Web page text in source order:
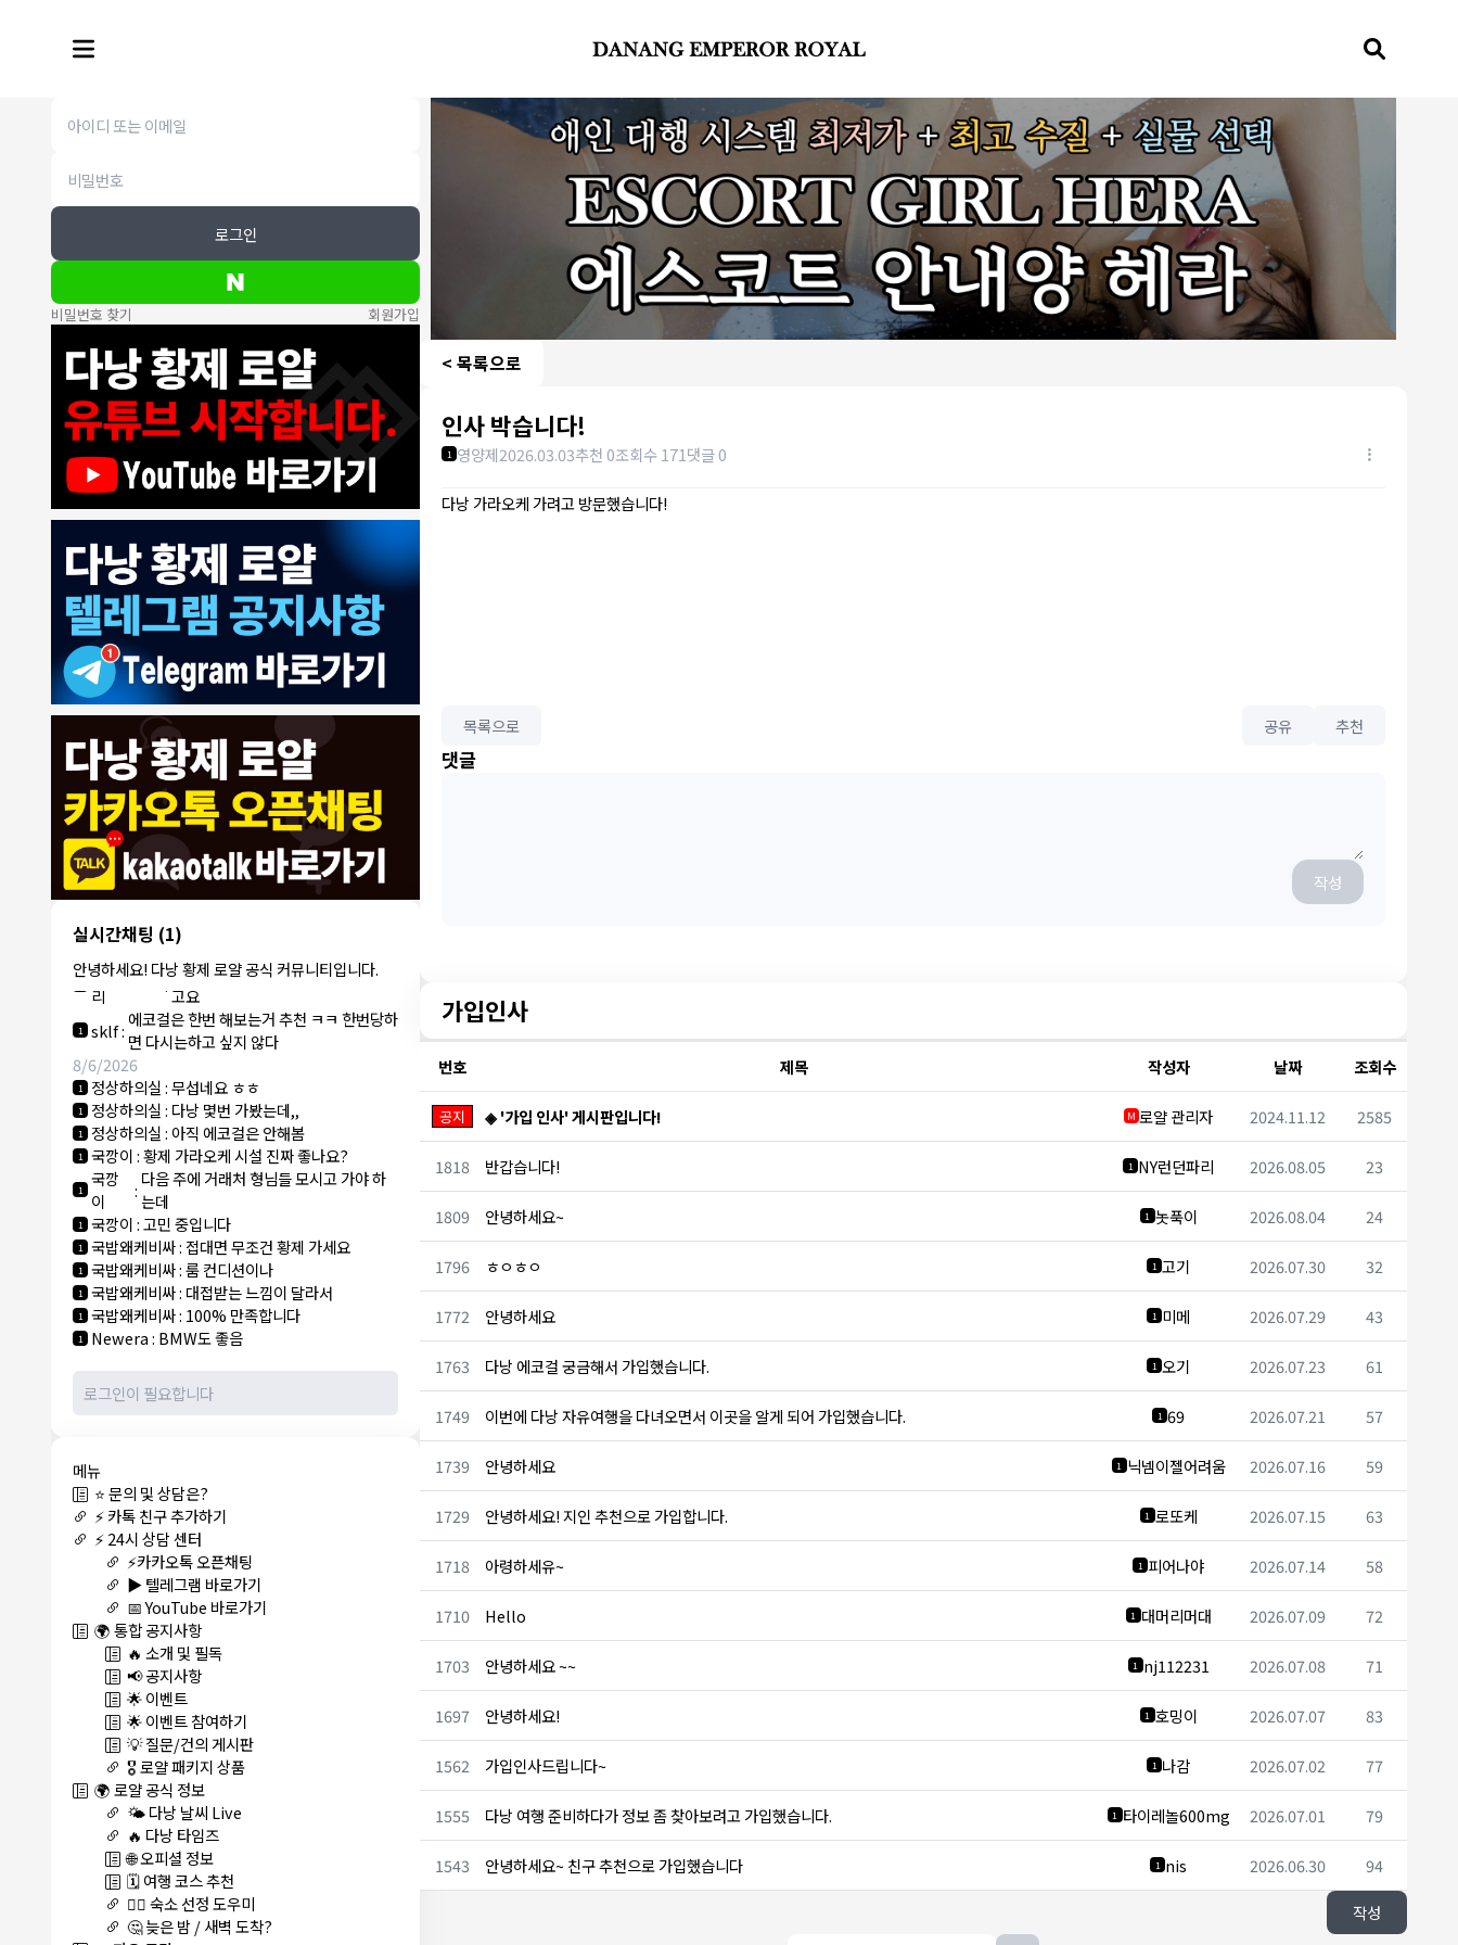
로그인
비밀번호 찾기 회원가입
실시간채팅 (1)
안녕하세요! 다낭 황제 로얄 공식 커뮤니티입니다.
8/4/2026
1 모기한테물림:여기도 문의해보면 바로 알려줌
1 모기한테물림 정찰가보다 쌀수 없음
1 결혼안해:ㄹㅇ 팩트 ㅋㅋㅋㅋ
1 결혼안해:ㄹㅇ 팩트 ㅋㅋㅋㅋ
8/5/2026
1
NY런던파
리
:다낭 에코걸 여기서 예약 가능한가
요?
1 3군:에코걸 좀 조심 하는게 좋음
NY런던파리 :저도 많이 들었습니다 ㅋㅋ
NY런던파
리
:에코걸 하는 놈들 있으면 다 조지려
고요
1 sklf: 에코걸은 한번 해보는거 추천 ㅋㅋ 한번당하
면 다시는하고 싶지 않다
8/6/2026
1 정상하의실:무섭네요 ㅎㅎ
1 정상하의실: 다낭 몇번 가봤는데,,
1 정상하의실: 아직 에코걸은 안해봄
1 국깡이:황제 가라오케 시설 진짜 좋나요?
1
국깡
이
: 다음 주에 거래처 형님들 모시고 가야 하
는데
1 국깡이:고민 중입니다
1 국밥왜케비싸: 접대면 무조건 황제 가세요
1 국밥왜케비싸:룸 컨디션이나
1 국밥왜케비싸: 대접받는 느낌이 달라서
1 국밥왜케비싸: 100% 만족합니다
1 Newera: BMW도 좋음
메뉴
⭐ 문의 및 상담은?
⚡ 카톡 친구 추가하기
⚡ 24시 상담 센터
⚡카카오톡 오픈채팅
▶️ 텔레그램 바로가기
📅 YouTube 바로가기
🌍 통합 공지사항
🔥 소개 및 필독
📢 공지사항
🌟 이벤트
🌟 이벤트 참여하기
💡 질문/건의 게시판
🎖️ 로얄 패키지 상품
🌍 로얄 공식 정보
🌤️ 다낭 날씨 Live
🔥 다낭 타임즈
🌐 오피셜 정보
🗓️ 여행 코스 추천
🏊‍♀️ 숙소 선정 도우미
🤔 늦은 밤 / 새벽 도착?
< 목록으로
인사 박습니다!
1 영양제2026.03.03추천 0조회수 171댓글 0
다낭 가라오케 가려고 방문했습니다!
목록으로 공유 추천
댓글
작성
가입인사
번호 제목 작성자 날짜 조회수
공지 ◈ '가입 인사' 게시판입니다! M 로얄 관리자 2024.11.12 2585
1818 반갑습니다! 1 NY런던파리 2026.08.05 23
1809 안녕하세요~ 1 놋푹이 2026.08.04 24
1796 ㅎㅇㅎㅇ 1 고기 2026.07.30 32
1772 안녕하세요 1 미메 2026.07.29 43
1763 다낭 에코걸 궁금해서 가입했습니다. 1 오기 2026.07.23 61
1749 이번에 다낭 자유여행을 다녀오면서 이곳을 알게 되어 가입했습니다. 1 69 2026.07.21 57
1739 안녕하세요 1 닉넴이젤어려움 2026.07.16 59
1729 안녕하세요! 지인 추천으로 가입합니다. 1 로또케 2026.07.15 63
1718 아령하세유~ 1 피어나야 2026.07.14 58
1710 Hello 1 대머리머대 2026.07.09 72
1703 안녕하세요 ~~ 1 nj112231 2026.07.08 71
1697 안녕하세요! 1 호밍이 2026.07.07 83
1562 가입인사드립니다~ 1 나감 2026.07.02 77
1555 다낭 여행 준비하다가 정보 좀 찾아보려고 가입했습니다. 1 타이레놀600mg 2026.07.01 79
1543 안녕하세요~ 친구 추천으로 가입했습니다 1 nis 2026.06.30 94
작성